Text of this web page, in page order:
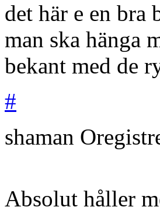
det här e en bra
man ska hänga
bekant med de
#
shaman
Absolut håller